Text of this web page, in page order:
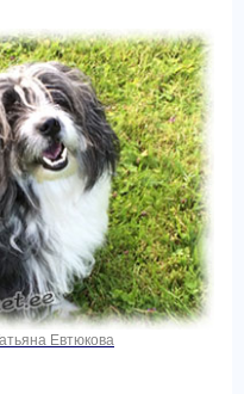
Евтюкова